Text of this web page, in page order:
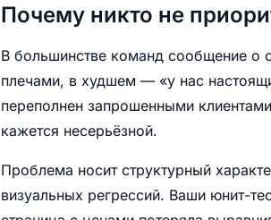
Почему никто не
В большинстве команд сообщение о
плечами, в худшем — «у нас
переполнен запрошенными
кажется несерьёзной.
Проблема носит структурный
визуальных регрессий. Ваши юнит-